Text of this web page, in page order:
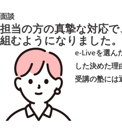
面談
担当の方の真摯な対応
組むようになりました。
e-Liveを選ん
した決めた理
受講の塾に